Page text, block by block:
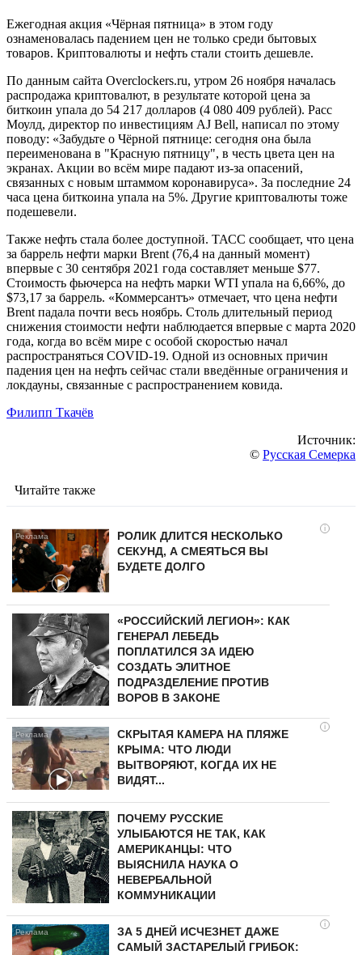
Ежегодная акция «Чёрная пятница» в этом году
ознаменовалась падением цен не только среди бытовых
товаров. Криптовалюты и нефть стали стоить дешевле.
По данным сайта Overclockers.ru, утром 26 ноября началась
распродажа криптовалют, в результате которой цена за
биткоин упала до 54 217 долларов (4 080 409 рублей). Расс
Моулд, директор по инвестициям AJ Bell, написал по этому
поводу: «Забудьте о Чёрной пятнице: сегодня она была
переименована в "Красную пятницу", в честь цвета цен на
экранах. Акции во всём мире падают из-за опасений,
связанных с новым штаммом коронавируса». За последние 24
часа цена биткоина упала на 5%. Другие криптовалюты тоже
подешевели.
Также нефть стала более доступной. ТАСС сообщает, что цена
за баррель нефти марки Brent (76,4 на данный момент)
впервые с 30 сентября 2021 года составляет меньше $77.
Стоимость фьючерса на нефть марки WTI упала на 6,66%, до
$73,17 за баррель. «Коммерсантъ» отмечает, что цена нефти
Brent падала почти весь ноябрь. Столь длительный период
снижения стоимости нефти наблюдается впервые с марта 2020
года, когда во всём мире с особой скоростью начал
распространяться COVID-19. Одной из основных причин
падения цен на нефть сейчас стали введённые ограничения и
локдауны, связанные с распространением ковида.
Филипп Ткачёв
Источник:
© Русская Семерка
Читайте также
i
РОЛИК ДЛИТСЯ НЕСКОЛЬКО
СЕКУНД, А СМЕЯТЬСЯ ВЫ
БУДЕТЕ ДОЛГО
«РОССИЙСКИЙ ЛЕГИОН»: КАК
ГЕНЕРАЛ ЛЕБЕДЬ
ПОПЛАТИЛСЯ ЗА ИДЕЮ
СОЗДАТЬ ЭЛИТНОЕ
ПОДРАЗДЕЛЕНИЕ ПРОТИВ
ВОРОВ В ЗАКОНЕ
i
СКРЫТАЯ КАМЕРА НА ПЛЯЖЕ
КРЫМА: ЧТО ЛЮДИ
ВЫТВОРЯЮТ, КОГДА ИХ НЕ
ВИДЯТ...
ПОЧЕМУ РУССКИЕ
УЛЫБАЮТСЯ НЕ ТАК, КАК
АМЕРИКАНЦЫ: ЧТО
ВЫЯСНИЛА НАУКА О
НЕВЕРБАЛЬНОЙ
КОММУНИКАЦИИ
i
ЗА 5 ДНЕЙ ИСЧЕЗНЕТ ДАЖЕ
САМЫЙ ЗАСТАРЕЛЫЙ ГРИБОК: